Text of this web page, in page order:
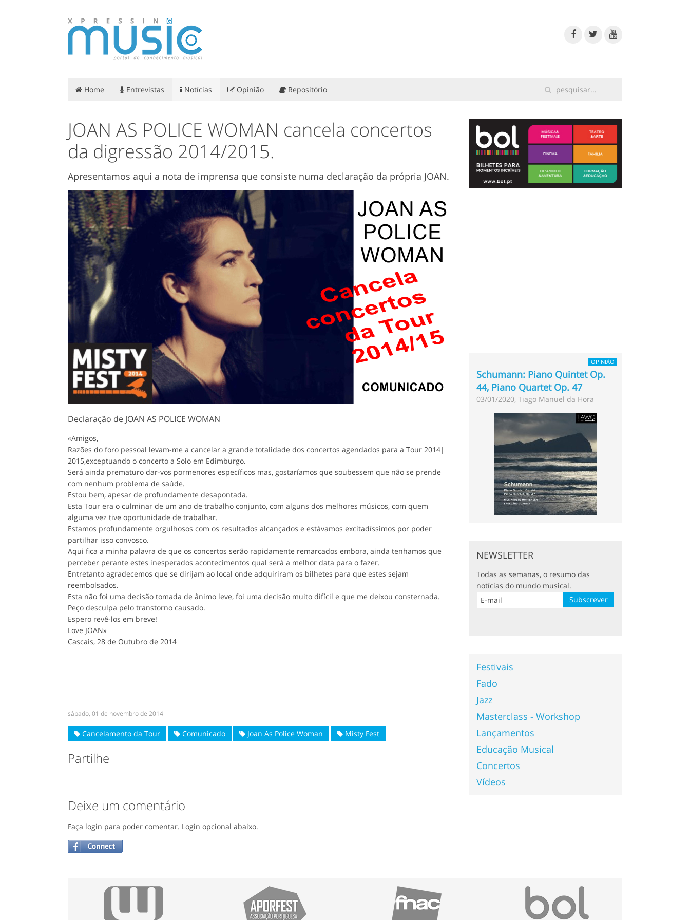
Home Entrevistas Notícias Opinião Repositório
JOAN AS POLICE WOMAN cancela concertos
da digressão 2014/2015.
Apresentamos aqui a nota de imprensa que consiste numa declaração da própria JOAN.
Declaração de JOAN AS POLICE WOMAN
«Amigos,
Razões do foro pessoal levam-me a cancelar a grande totalidade dos concertos agendados para a Tour 2014|
2015,exceptuando o concerto a Solo em Edimburgo.
Será ainda prematuro dar-vos pormenores específicos mas, gostaríamos que soubessem que não se prende
com nenhum problema de saúde.
Estou bem, apesar de profundamente desapontada.
Esta Tour era o culminar de um ano de trabalho conjunto, com alguns dos melhores músicos, com quem
alguma vez tive oportunidade de trabalhar.
Estamos profundamente orgulhosos com os resultados alcançados e estávamos excitadíssimos por poder
partilhar isso convosco.
Aqui fica a minha palavra de que os concertos serão rapidamente remarcados embora, ainda tenhamos que
perceber perante estes inesperados acontecimentos qual será a melhor data para o fazer.
Entretanto agradecemos que se dirijam ao local onde adquiriram os bilhetes para que estes sejam
reembolsados.
Esta não foi uma decisão tomada de ânimo leve, foi uma decisão muito difícil e que me deixou consternada.
Peço desculpa pelo transtorno causado.
Espero revê-los em breve!
Love JOAN»
Cascais, 28 de Outubro de 2014
sábado, 01 de novembro de 2014
Cancelamento da Tour Comunicado Joan As Police Woman Misty Fest
Partilhe
Deixe um comentário
Faça login para poder comentar. Login opcional abaixo.
OPINIÃO
Schumann: Piano Quintet Op.
44, Piano Quartet Op. 47
03/01/2020, Tiago Manuel da Hora
NEWSLETTER
Todas as semanas, o resumo das
notícias do mundo musical.
Festivais
Fado
Jazz
Masterclass - Workshop
Lançamentos
Educação Musical
Concertos
Vídeos